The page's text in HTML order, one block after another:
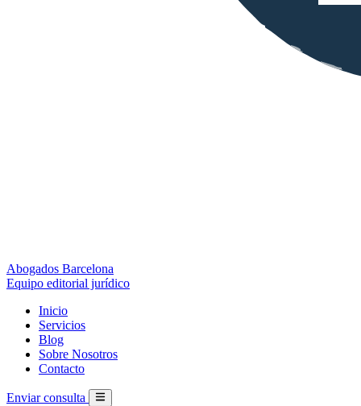
Abogados Barcelona
Equipo editorial jurídico
Inicio
Servicios
Blog
Sobre Nosotros
Contacto
Enviar consulta